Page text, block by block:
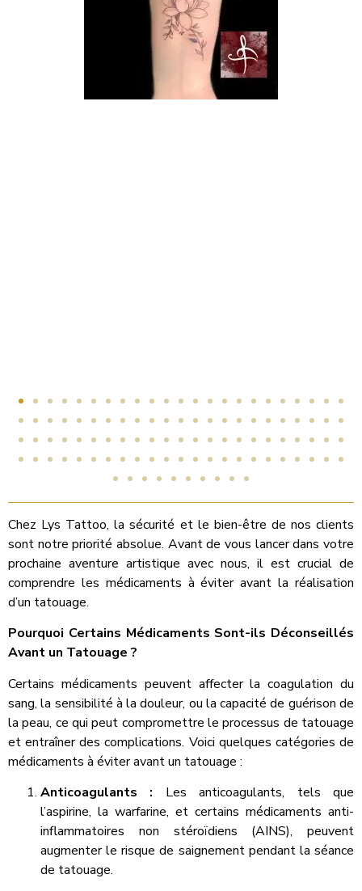
Chez Lys Tattoo, la sécurité et le bien-être de nos clients
sont notre priorité absolue. Avant de vous lancer dans votre
prochaine aventure artistique avec nous, il est crucial de
comprendre les médicaments à éviter avant la réalisation
d’un tatouage.
Pourquoi Certains Médicaments Sont-ils Déconseillés
Avant un Tatouage ?
Certains médicaments peuvent affecter la coagulation du
sang, la sensibilité à la douleur, ou la capacité de guérison de
la peau, ce qui peut compromettre le processus de tatouage
et entraîner des complications. Voici quelques catégories de
médicaments à éviter avant un tatouage :
Anticoagulants : Les anticoagulants, tels que
l’aspirine, la warfarine, et certains médicaments anti-
inflammatoires non stéroïdiens (AINS), peuvent
augmenter le risque de saignement pendant la séance
de tatouage.